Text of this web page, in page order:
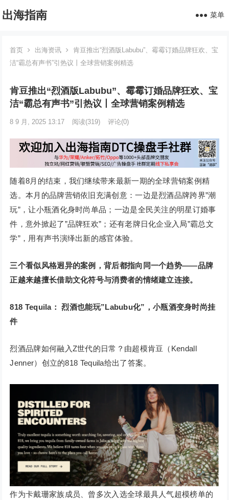
出海指南 菜单
首页 出海资讯
肯豆推出“烈酒版Labubu”、霉霉订婚品牌狂欢、宝
洁“霸总有声书”引热议丨全球营销案例精选
肯豆推出“烈酒版Labubu”、霉霉订婚品牌狂欢、宝
洁“霸总有声书”引热议丨全球营销案例精选
8 9 月, 2025 13:17 阅读(319) 评论(0)
随着8月的结束，我们继续带来最新一期的全球营销案例精
选。本月的品牌营销依旧充满创意：一边是烈酒品牌跨界”潮
玩”，让小瓶酒化身时尚单品；一边是全民关注的明星订婚事
件，意外掀起了”品牌狂欢”；还有老牌日化企业入局”霸总文
学”，用有声书演绎出新的感官体验。
三个看似风格迥异的案例，背后都指向同一个趋势——品牌
正越来越擅长借助文化符号与消费者的情绪建立连接。
818 Tequila：
烈酒也能玩”Labubu化”，小瓶酒变身时尚挂
件
烈酒品牌如何融入Z世代的日常？由超模肯豆（Kendall
Jenner）创立的818 Tequila给出了答案。
作为卡戴珊家族成员、曾多次入选全球最具人气超模榜单的